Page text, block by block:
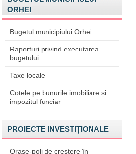
ORHEI
Bugetul municipiului Orhei
Raporturi privind executarea
bugetului
Taxe locale
Cotele pe bunurile imobiliare și
impozitul funciar
PROIECTE INVESTIȚIONALE
Orașe-poli de creștere în